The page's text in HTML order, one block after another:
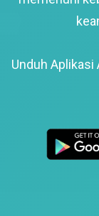
Unduh Aplikasi